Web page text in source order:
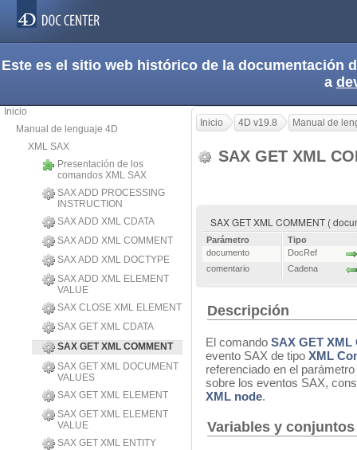
Este es el sitio web histórico de la documentación
a
Inicio
Manual de lenguaje 4D
XML SAX
Presentación de los
comandos XML SAX
SAX ADD PROCESSING
INSTRUCTION
SAX ADD XML CDATA
SAX ADD XML COMMENT
SAX ADD XML DOCTYPE
SAX ADD XML ELEMENT
VALUE
SAX CLOSE XML ELEMENT
SAX GET XML CDATA
SAX GET XML COMMENT
SAX GET XML DOCUMENT
VALUES
SAX GET XML ELEMENT
SAX GET XML ELEMENT
VALUE
SAX GET XML ENTITY
Inicio 4D v19.8 Manual de
SAX GET XML
SAX GET XML COMMENT (
Parámetro
Tipo
documento
DocRef
comentario
Cadena
Descripción
El comando SAX GET
evento SAX de tipo XML
referenciado en el parámetro
sobre los eventos SAX,
XML node.
Variables y